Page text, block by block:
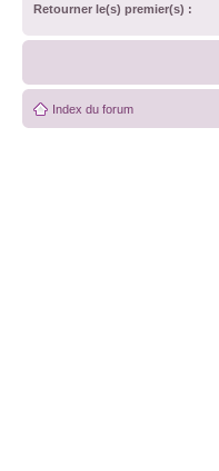
Retourner le(s) premier(s) :
Index du forum